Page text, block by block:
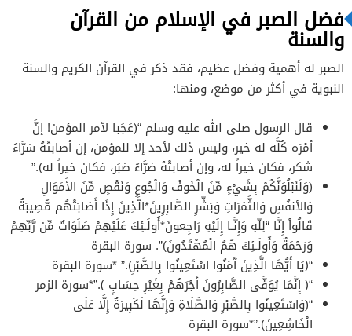
فضل الصبر في الإسلام من القرآن
والسنة
الصبر له أهمية وفضل عظيم، فقد ذكر في القرآن الكريم والسنة
النبوية في أكثر من موضع، ومنها:
قال الرسول صلى الله عليه وسلم “(عَجَبا لأمر المؤمن! إنَّ
أمْرَه كُلَّه له خير، وليس ذلك لأحد إلا للمؤمن، إن أصابتْهُ سَرَّاءُ
شكر، فكان خيراً له، وإن أصابتْهُ ضرَّاءُ صَبَر، فكان خيراً له).”
(وَلَنَبْلُوَنَّكُمْ بِشَيْءٍ مِّنَ الْخَوفْ وَالْجُوعِ وَنَقْصٍ مِّنَ الأَمَوَالِ
وَالأنفُسِ وَالثَّمَرَاتِ وَبَشِّرِ الصَّابِرِينَ*الَّذِينَ إِذَا أَصَابَتْهُم مُّصِيبَةٌ
قَالُواْ إِنَّا “لِلّهِ وَإِنَّـا إِلَيْهِ رَاجِعونَ*أُولَـئِكَ عَلَيْهِمْ صَلَوَاتٌ مِّن رَّبِّهِمْ
وَرَحْمَةٌ وَأُولَـئِكَ هُمُ الْمُهْتَدُونَ)”. سورة البقرة
“﴿يَا أَيُّهَا الَّذِينَ آَمَنُوا اسْتَعِينُوا بِالصَّبْرِ).” *سورة البقرة
“﴿ إِنَّمَا يُوَفَّى الصَّابِرُونَ أَجْرَهُمْ بِغَيْرِ حِسَابٍ ﴾.”*سورة الزمر
“(وَاسْتَعِينُوا بِالصَّبْرِ وَالصَّلَاةِ وَإِنَّهَا لَكَبِيرَةٌ إِلَّا عَلَى
الْخَاشِعِينَ).”*سورة البقرة